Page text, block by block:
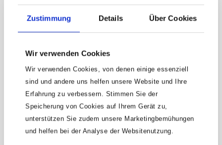
Zustimmung Details Über Cookies
Wir verwenden Cookies
Wir verwenden Cookies, von denen einige essenziell
sind und andere uns helfen unsere Website und Ihre
Erfahrung zu verbessern. Stimmen Sie der
Speicherung von Cookies auf Ihrem Gerät zu,
unterstützen Sie zudem unsere Marketingbemühungen
und helfen bei der Analyse der Websitenutzung.
Keine Angebote
mehr verpassen!
15 € Gutschein* sichern!